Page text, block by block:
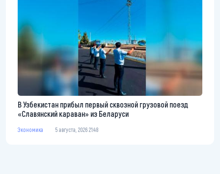
В Узбекистан прибыл первый сквозной грузовой поезд
«Славянский караван» из Беларуси
Экономика 5 августа, 2026 21:48